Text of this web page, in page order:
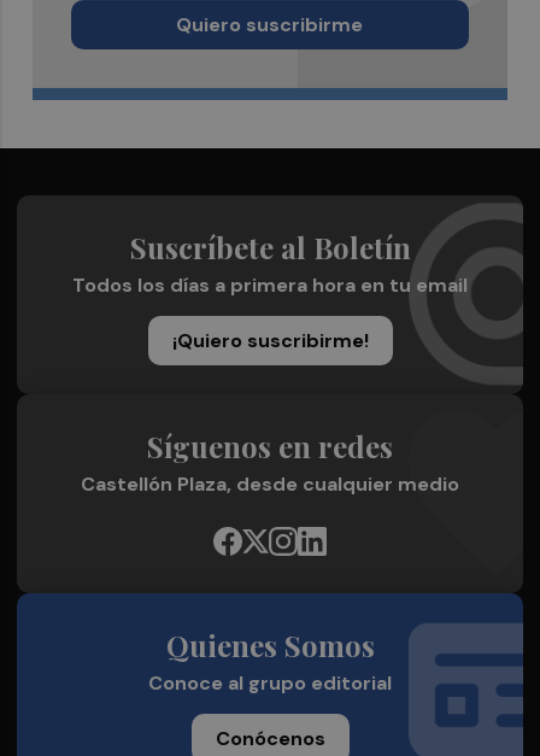
Quiero suscribirme
Suscríbete al Boletín
Todos los días a primera hora en tu email
¡Quiero suscribirme!
Síguenos en redes
Castellón Plaza, desde cualquier medio
Quienes Somos
Conoce al grupo editorial
Conócenos